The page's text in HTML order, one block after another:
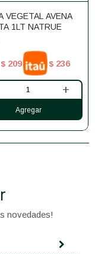
VEGETAL AVENA
1LT NATRUE
$ 209 $ 236
+
novedades!